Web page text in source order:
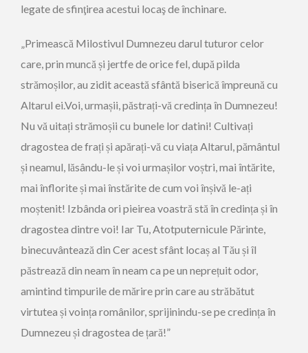
legate de sfinţirea acestui locaş de închinare.
„Primească Milostivul Dumnezeu darul tuturor celor
care, prin muncă și jertfe de orice fel, după pilda
strămoșilor, au zidit această sfântă biserică împreună cu
Altarul ei.Voi, urmașii, păstrați-vă credința în Dumnezeu!
Nu vă uitați strămoșii cu bunele lor datini! Cultivați
dragostea de frați și apărați-vă cu viața Altarul, pământul
și neamul, lăsându-le și voi urmașilor voștri, mai întărite,
mai înflorite și mai înstărite de cum voi înșivă le-ați
moștenit! Izbânda ori pieirea voastră stă în credința și în
dragostea dintre voi! Iar Tu, Atotputernicule Părinte,
binecuvântează din Cer acest sfânt locaș al Tău și îl
păstrează din neam în neam ca pe un neprețuit odor,
amintind timpurile de mărire prin care au străbătut
virtutea și voința românilor, sprijinindu-se pe credința în
Dumnezeu și dragostea de țară!”